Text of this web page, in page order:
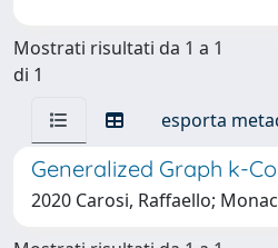
Mostrati risultati da 1 a 1
di 1
esporta
Generalized Graph k-
2020 Carosi, Raffaello;